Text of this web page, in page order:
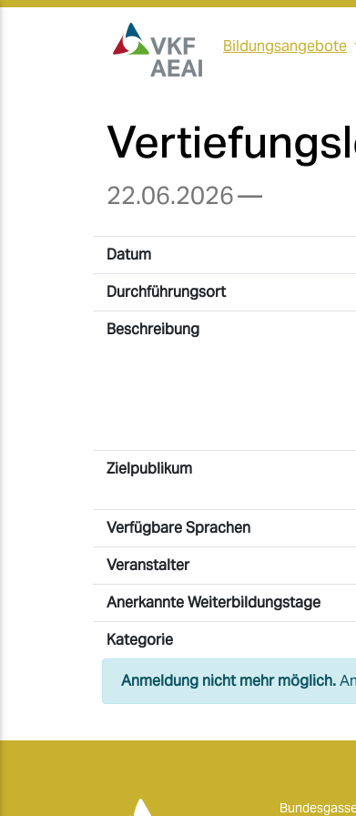
Bildungsangebote
22.06.2026—
Datum
Durchführungsort
Beschreibung
Zielpublikum
Verfügbare Sprachen
Veranstalter
Anerkannte Weiterbildungstage
Kategorie
Anmeldung nicht mehr möglich.